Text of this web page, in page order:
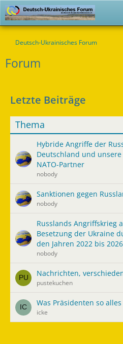
Deutsch-Ukrainisches Forum
Forum
Letzte Beiträge
Thema
Hybride Angriffe der
Deutschland und
NATO-Partner
nobody
Sanktionen gegen
nobody
Russlands Angriffskrieg
Besetzung der Ukraine
den Jahren 2022 bis 2026
nobody
Nachrichten,
pustekuchen
Was Präsidenten so
icke